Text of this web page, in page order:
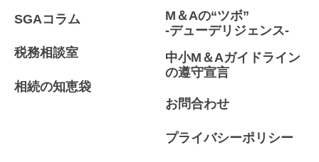
SGAコラム
税務相談室
相続の知恵袋
M＆Aの“ツボ”
-デューデリジェンス-
中小M＆Aガイドライン
の遵守宣言
お問合わせ
プライバシーポリシー